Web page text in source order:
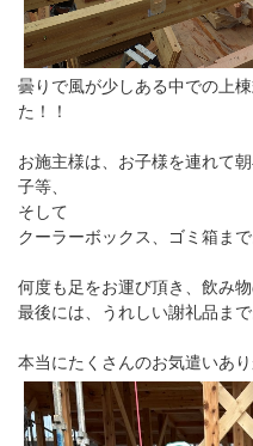
曇りで風が少しある中での上
た！！
お施主様は、お子様を連れて
子等、
そして
クーラーボックス、ゴミ箱まで
何度も足をお運び頂き、飲み
最後には、うれしい謝礼品まで
本当にたくさんのお気遣いあ